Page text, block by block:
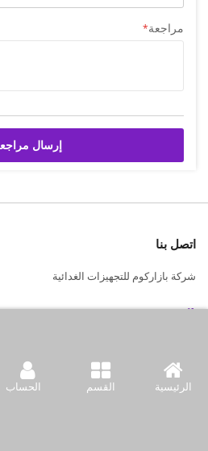
الرئيسية القسم الحساب
مراجعة
إرسال
اتصل بنا
شركة بازاركوم للتجهيزات الغدائية
الكويت / الفروانية المحافظة / صناعة
96594124128+
سياسة المتجر